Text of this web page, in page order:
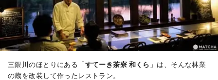
三隈川のほとりにある「すてーき茶寮 和くら 」は、そんな林業
の蔵を改装して作ったレストラン。